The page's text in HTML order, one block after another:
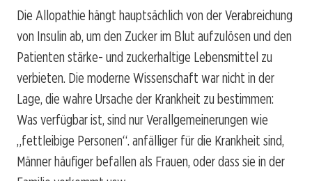
Die Allopathie hängt hauptsächlich von der Verabreichung
von Insulin ab, um den Zucker im Blut aufzulösen und den
Patienten stärke- und zuckerhaltige Lebensmittel zu
verbieten. Die moderne Wissenschaft war nicht in der
Lage, die wahre Ursache der Krankheit zu bestimmen:
Was verfügbar ist, sind nur Verallgemeinerungen wie
„fettleibige Personen“. anfälliger für die Krankheit sind,
Männer häufiger befallen als Frauen, oder dass sie in der